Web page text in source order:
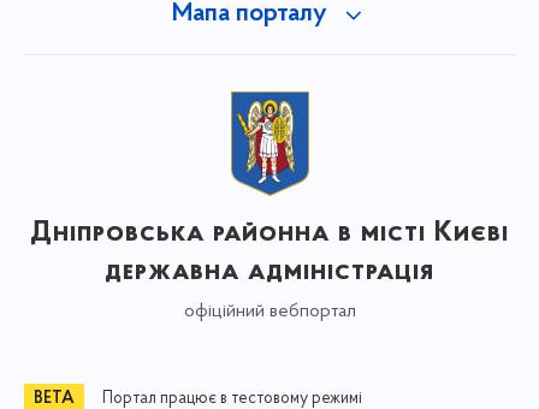
Мапа порталу
Дніпровська районна в місті Києві
державна адміністрація
офіційний вебпортал
Портал працює в тестовому режимі